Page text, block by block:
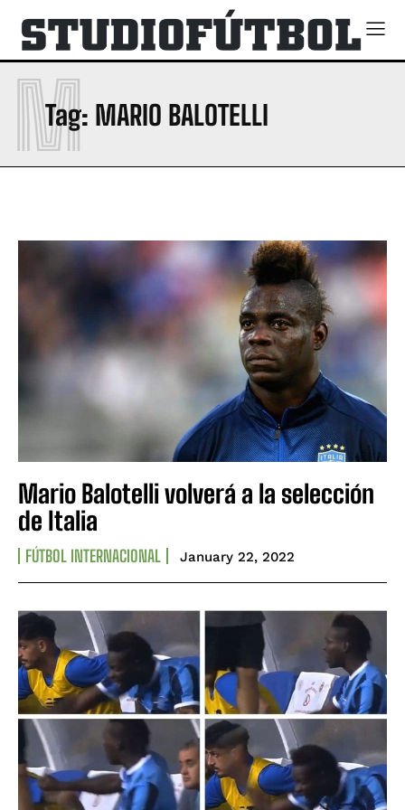
Tag: MARIO BALOTELLI
M
Mario Balotelli volverá a la selección
de Italia
FÚTBOL INTERNACIONAL January 22, 2022